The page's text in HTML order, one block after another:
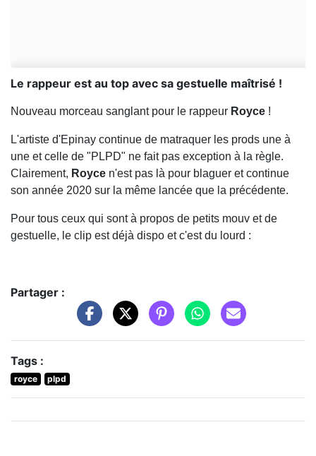
Le rappeur est au top avec sa gestuelle maîtrisé !
Nouveau morceau sanglant pour le rappeur Royce !
L'artiste d'Epinay continue de matraquer les prods une à
une et celle de "PLPD" ne fait pas exception à la règle.
Clairement, Royce n'est pas là pour blaguer et continue
son année 2020 sur la même lancée que la précédente.
Pour tous ceux qui sont à propos de petits mouv et de
gestuelle, le clip est déjà dispo et c'est du lourd :
Partager :
Tags :
royce plpd